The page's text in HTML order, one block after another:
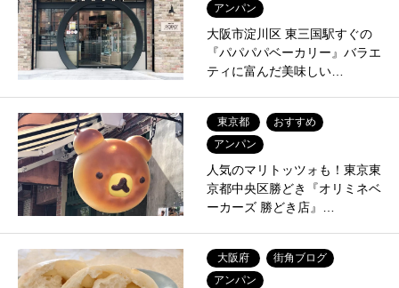
アンパン
大阪市淀川区 東三国駅すぐの
『パパパパベーカリー』バラエ
ティに富んだ美味しい…
東京都
おすすめ
アンパン
人気のマリトッツォも！東京東
京都中央区勝どき『オリミネベ
ーカーズ 勝どき店』…
大阪府
街角ブログ
アンパン